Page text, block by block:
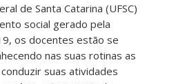
de Santa Catarina (UFSC)
social gerado pela
os docentes estão se
nas suas rotinas as
suas atividades